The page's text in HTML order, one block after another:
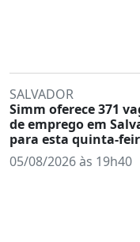
SALVADOR
Simm oferece 371
de emprego em
para esta quinta-
05/08/2026 às 19h40